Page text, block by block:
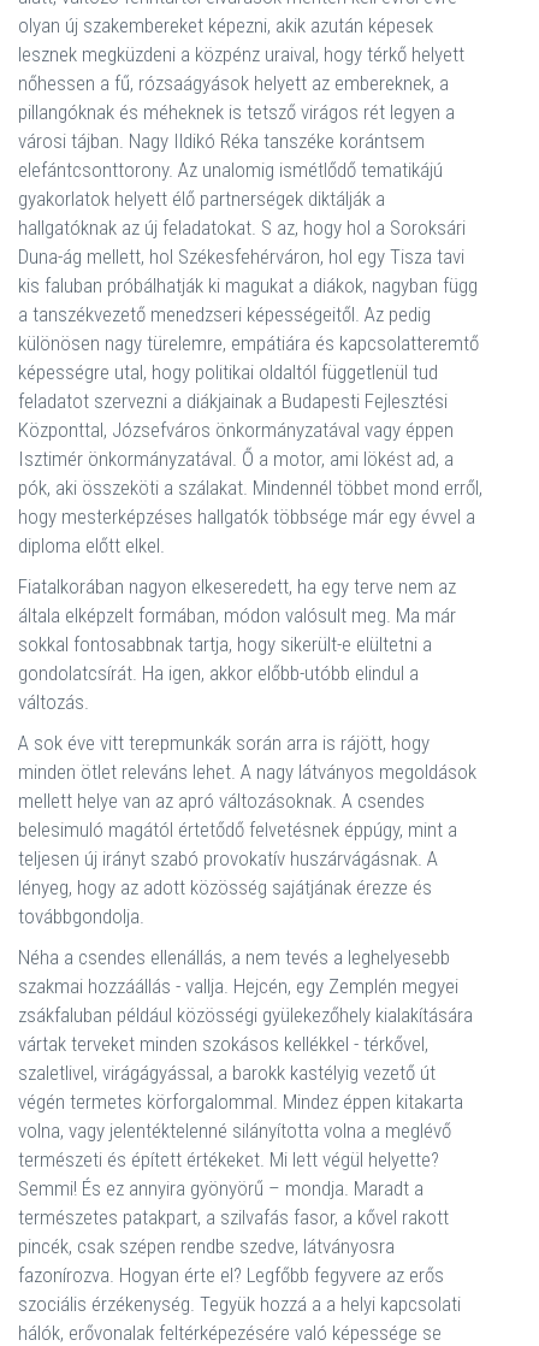
olyan új szakembereket képezni, akik azután képesek
lesznek megküzdeni a közpénz uraival, hogy térkő helyett
nőhessen a fű, rózsaágyások helyett az embereknek, a
pillangóknak és méheknek is tetsző virágos rét legyen a
városi tájban. Nagy Ildikó Réka tanszéke korántsem
elefántcsonttorony. Az unalomig ismétlődő tematikájú
gyakorlatok helyett élő partnerségek diktálják a
hallgatóknak az új feladatokat. S az, hogy hol a Soroksári
Duna-ág mellett, hol Székesfehérváron, hol egy Tisza tavi
kis faluban próbálhatják ki magukat a diákok, nagyban függ
a tanszékvezető menedzseri képességeitől. Az pedig
különösen nagy türelemre, empátiára és kapcsolatteremtő
képességre utal, hogy politikai oldaltól függetlenül tud
feladatot szervezni a diákjainak a Budapesti Fejlesztési
Központtal, Józsefváros önkormányzatával vagy éppen
Isztimér önkormányzatával. Ő a motor, ami lökést ad, a
pók, aki összeköti a szálakat. Mindennél többet mond erről,
hogy mesterképzéses hallgatók többsége már egy évvel a
diploma előtt elkel.
Fiatalkorában nagyon elkeseredett, ha egy terve nem az
általa elképzelt formában, módon valósult meg. Ma már
sokkal fontosabbnak tartja, hogy sikerült-e elültetni a
gondolatcsírát. Ha igen, akkor előbb-utóbb elindul a
változás.
A sok éve vitt terepmunkák során arra is rájött, hogy
minden ötlet releváns lehet. A nagy látványos megoldások
mellett helye van az apró változásoknak. A csendes
belesimuló magától értetődő felvetésnek éppúgy, mint a
teljesen új irányt szabó provokatív huszárvágásnak. A
lényeg, hogy az adott közösség sajátjának érezze és
továbbgondolja.
Néha a csendes ellenállás, a nem tevés a leghelyesebb
szakmai hozzáállás - vallja. Hejcén, egy Zemplén megyei
zsákfaluban például közösségi gyülekezőhely kialakítására
vártak terveket minden szokásos kellékkel - térkővel,
szaletlivel, virágágyással, a barokk kastélyig vezető út
végén termetes körforgalommal. Mindez éppen kitakarta
volna, vagy jelentéktelenné silányította volna a meglévő
természeti és épített értékeket. Mi lett végül helyette?
Semmi! És ez annyira gyönyörű – mondja. Maradt a
természetes patakpart, a szilvafás fasor, a kővel rakott
pincék, csak szépen rendbe szedve, látványosra
fazonírozva. Hogyan érte el? Legfőbb fegyvere az erős
szociális érzékenység. Tegyük hozzá a a helyi kapcsolati
hálók, erővonalak feltérképezésére való képessége se